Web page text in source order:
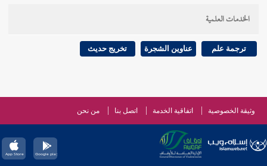
الخدمات العلمية
ترجمة علم عناوين الشجرة تخريج حديث
وثيقة الخصوصية اتفاقية الخدمة اتصل بنا من نحن